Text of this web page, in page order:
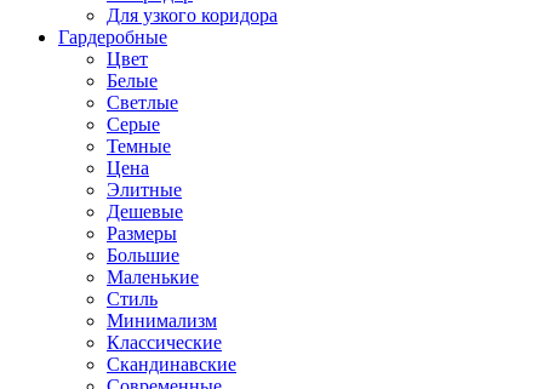
Для узкого коридора
Гардеробные
Цвет
Белые
Светлые
Серые
Темные
Цена
Элитные
Дешевые
Размеры
Большие
Маленькие
Стиль
Минимализм
Классические
Скандинавские